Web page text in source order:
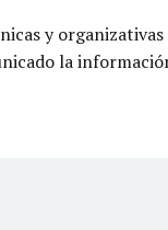
y
la